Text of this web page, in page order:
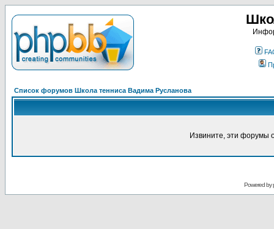
Список форумов Школа тенниса Вадима Русланова
Извините, эти форумы
Powered by